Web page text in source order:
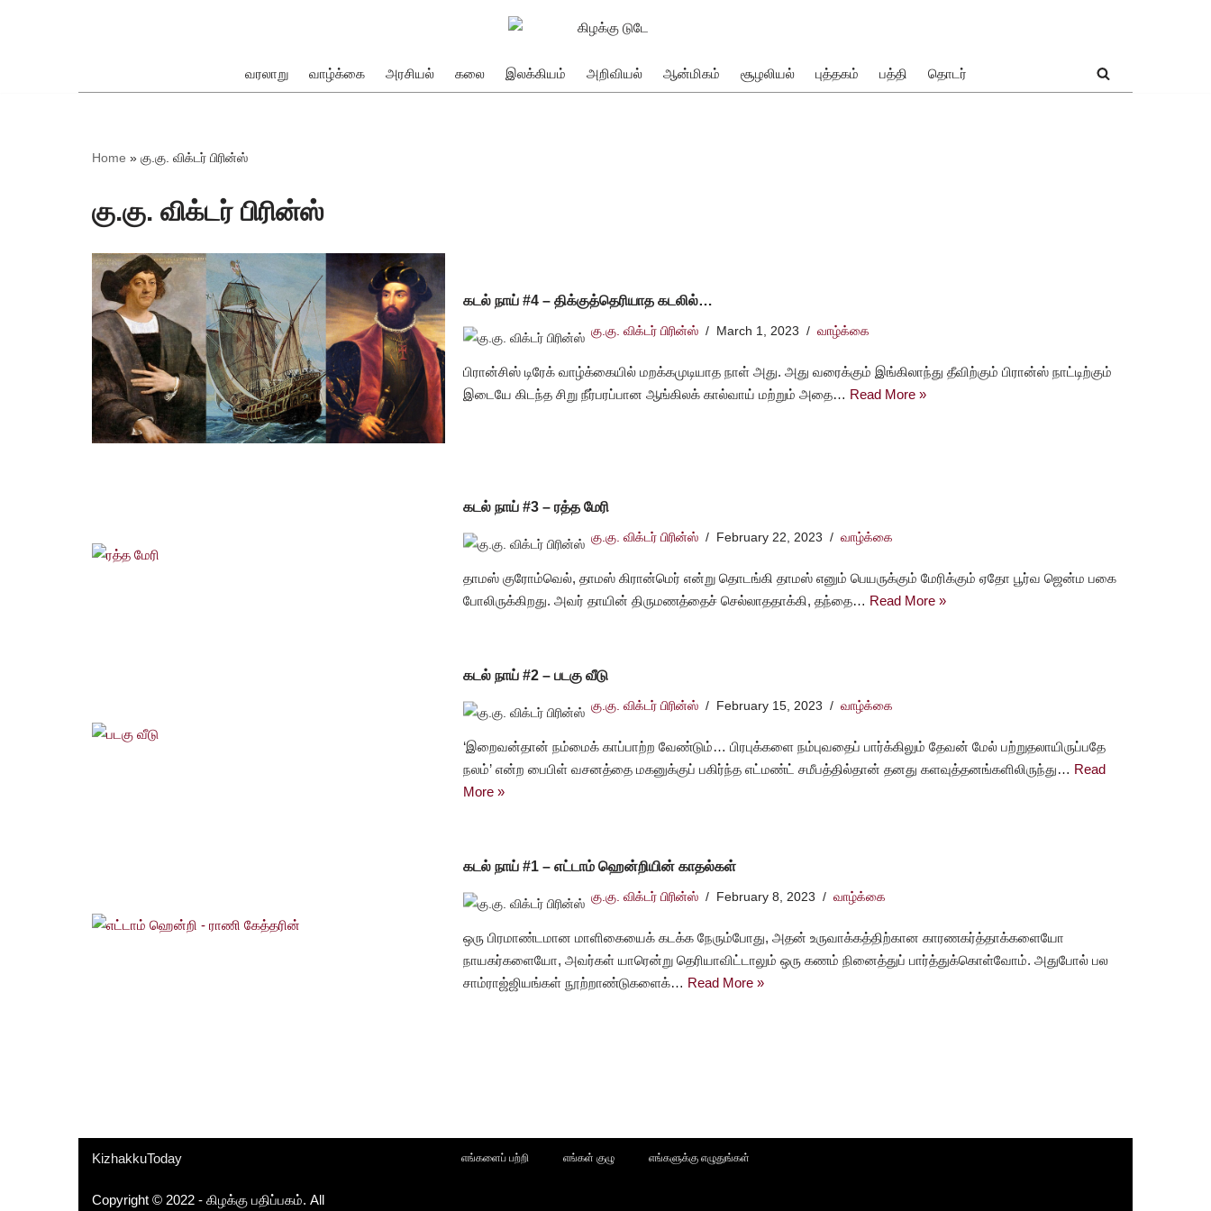
வரலாறு வாழ்க்கை அரசியல் கலை இலக்கியம் அறிவியல் ஆன்மிகம் சூழலியல் புத்தகம் பத்தி தொடர்
Home » கு.கு. விக்டர் பிரின்ஸ்
கு.கு. விக்டர் பிரின்ஸ்
கடல் நாய் #4 – திக்குத்தெரியாத கடலில்…
கு.கு. விக்டர் பிரின்ஸ் March 1, 2023 வாழ்க்கை
பிரான்சிஸ் டிரேக் வாழ்க்கையில் மறக்கமுடியாத நாள் அது. அது வரைக்கும் இங்கிலாந்து தீவிற்கும் பிரான்ஸ் நாட்டிற்கும்
இடையே கிடந்த சிறு நீர்பரப்பான ஆங்கிலக் கால்வாய் மற்றும் அதை… Read More »
கடல் நாய் #3 – ரத்த மேரி
கு.கு. விக்டர் பிரின்ஸ் February 22, 2023 வாழ்க்கை
தாமஸ் குரோம்வெல், தாமஸ் கிரான்மெர் என்று தொடங்கி தாமஸ் எனும் பெயருக்கும் மேரிக்கும் ஏதோ பூர்வ ஜென்ம பகை
போலிருக்கிறது. அவர் தாயின் திருமணத்தைச் செல்லாததாக்கி, தந்தை… Read More »
கடல் நாய் #2 – படகு வீடு
கு.கு. விக்டர் பிரின்ஸ் February 15, 2023 வாழ்க்கை
‘இறைவன்தான் நம்மைக் காப்பாற்ற வேண்டும்… பிரபுக்களை நம்புவதைப் பார்க்கிலும் தேவன் மேல் பற்றுதலாயிருப்பதே
நலம்’ என்ற பைபிள் வசனத்தை மகனுக்குப் பகிர்ந்த எட்மண்ட் சமீபத்தில்தான் தனது களவுத்தனங்களிலிருந்து… Read
More »
கடல் நாய் #1 – எட்டாம் ஹென்றியின் காதல்கள்
கு.கு. விக்டர் பிரின்ஸ் February 8, 2023 வாழ்க்கை
ஒரு பிரமாண்டமான மாளிகையைக் கடக்க நேரும்போது, அதன் உருவாக்கத்திற்கான காரணகர்த்தாக்களையோ
நாயகர்களையோ, அவர்கள் யாரென்று தெரியாவிட்டாலும் ஒரு கணம் நினைத்துப் பார்த்துக்கொள்வோம். அதுபோல் பல
சாம்ராஜ்ஜியங்கள் நூற்றாண்டுகளைக்… Read More »
KizhakkuToday எங்களைப் பற்றி எங்கள் குழு எங்களுக்கு எழுதுங்கள்
Copyright © 2022 - கிழக்கு பதிப்பகம். All